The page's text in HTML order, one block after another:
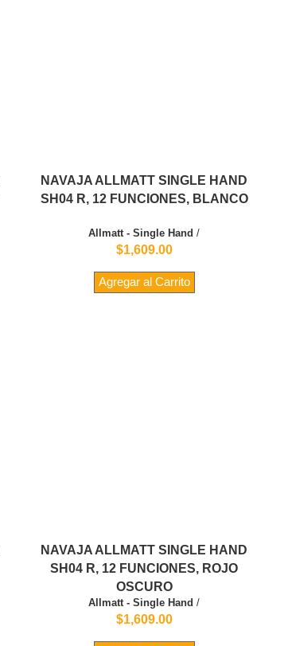
NAVAJA ALLMATT SINGLE HAND
SH04 R, 12 FUNCIONES, BLANCO
Allmatt - Single Hand /
$1,609.00
Agregar al Carrito
NAVAJA ALLMATT SINGLE HAND
SH04 R, 12 FUNCIONES, ROJO
OSCURO
Allmatt - Single Hand /
$1,609.00